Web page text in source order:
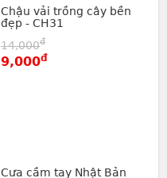
Chậu vải trồng cây bền
đẹp - CH31
14,000đ
9,000đ
Cưa cầm tay Nhật Bản